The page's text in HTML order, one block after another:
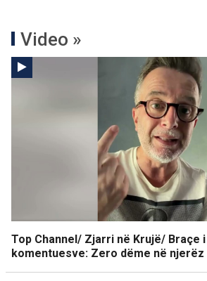
Video »
Top Channel/ Zjarri në Krujë/ Braçe
komentuesve: Zero dëme në njerëz